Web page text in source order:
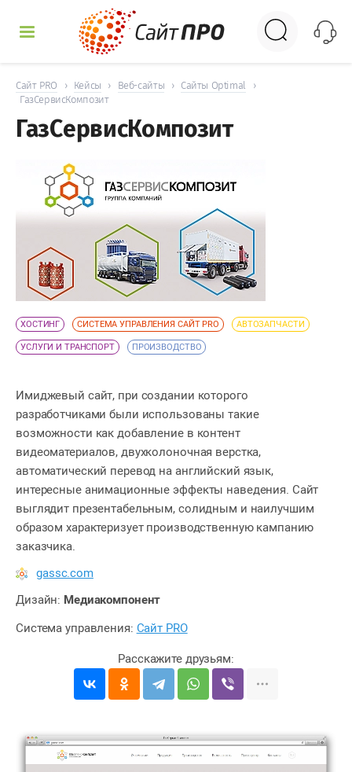
Сайт PRO › Кейсы › Веб-сайты › Сайты Optimal
›
ГазСервисКомпозит
ГазСервисКомпозит
ХОСТИНГ СИСТЕМА УПРАВЛЕНИЯ САЙТ PRO АВТОЗАПЧАСТИ
УСЛУГИ И ТРАНСПОРТ ПРОИЗВОДСТВО
Имиджевый сайт, при создании которого
разработчиками были использованы такие
возможности как добавление в контент
видеоматериалов, двухколоночная верстка,
автоматический перевод на английский язык,
интересные анимационные эффекты наведения. Сайт
выглядит презентабельным, солидным и наилучшим
образом характеризует производственную кампанию
заказчика.
gassc.com
Дизайн: Медиакомпонент
Система управления: Сайт PRO
УСЛУГИ
КЕЙСЫ
НОВОСТИ
ОТЗЫВЫ
КОНТАКТЫ